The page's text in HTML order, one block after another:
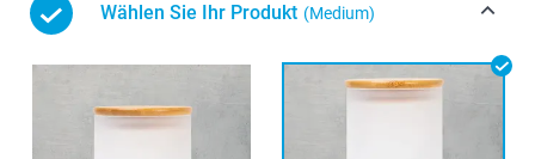
Wählen Sie Ihr Produkt (Medium)